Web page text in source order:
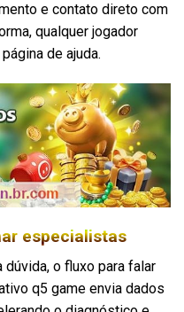
e contato direto com
qualquer jogador
de ajuda.
especialistas
dúvida, o fluxo para falar
q5 game envia dados